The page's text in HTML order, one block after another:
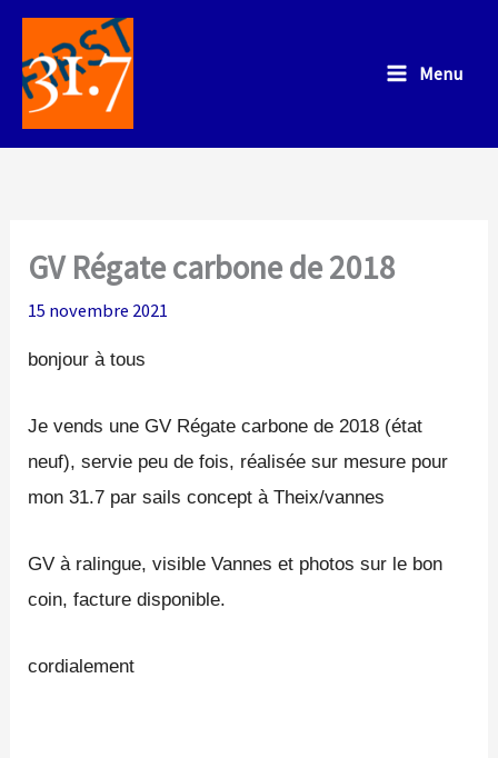
Aller
contenu
Menu
GV Régate carbone de 2018
15 novembre 2021
bonjour à tous
Je vends une GV Régate carbone de 2018 (état
neuf), servie peu de fois, réalisée sur mesure pour
mon 31.7 par sails concept à Theix/vannes
GV à ralingue, visible Vannes et photos sur le bon
coin, facture disponible.
cordialement